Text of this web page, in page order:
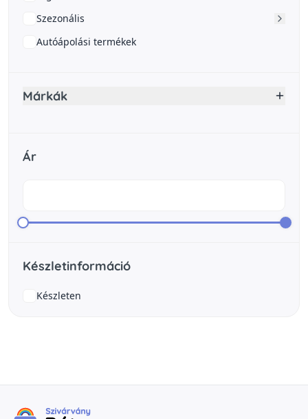
Szezonális
Autóápolási termékek
Márkák
Ár
Készletinformáció
Készleten